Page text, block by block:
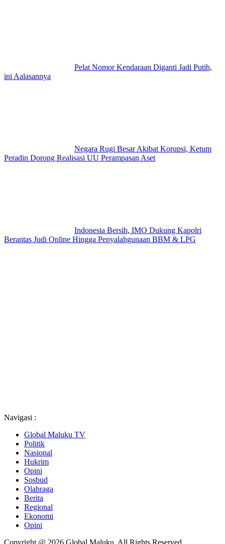
Pelat Nomor Kendaraan Diganti Jadi Putih,
ini Aalasannya
Negara Rugi Besar Akibat Korupsi, Ketum
Peradin Dorong Realisasi UU Perampasan Aset
Indonesia Bersih, IMO Dukung Kapolri
Berantas Judi Online Hingga Penyalahgunaan BBM & LPG
Navigasi :
Global Maluku TV
Politik
Nasional
Hukrim
Opini
Sosbud
Olahraga
Berita
Regional
Ekonomi
Opini
Copyright @ 2026 Global Maluku, All Rights Reserved